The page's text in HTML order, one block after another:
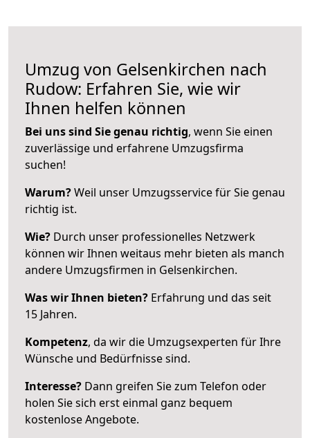
Umzug von Gelsenkirchen nach
Rudow: Erfahren Sie, wie wir
Ihnen helfen können
Bei uns sind Sie genau richtig, wenn Sie einen
zuverlässige und erfahrene Umzugsfirma
suchen!
Warum?Weil unser Umzugsservice für Sie genau
richtig ist.
Wie? Durch unser professionelles Netzwerk
können wir Ihnen weitaus mehr bieten als manch
andere Umzugsfirmen in Gelsenkirchen.
Was wir Ihnen bieten? Erfahrung und das seit
15 Jahren.
Kompetenz, da wir die Umzugsexperten für Ihre
Wünsche und Bedürfnisse sind.
Interesse? Dann greifen Sie zum Telefon oder
holen Sie sich erst einmal ganz bequem
kostenlose Angebote.